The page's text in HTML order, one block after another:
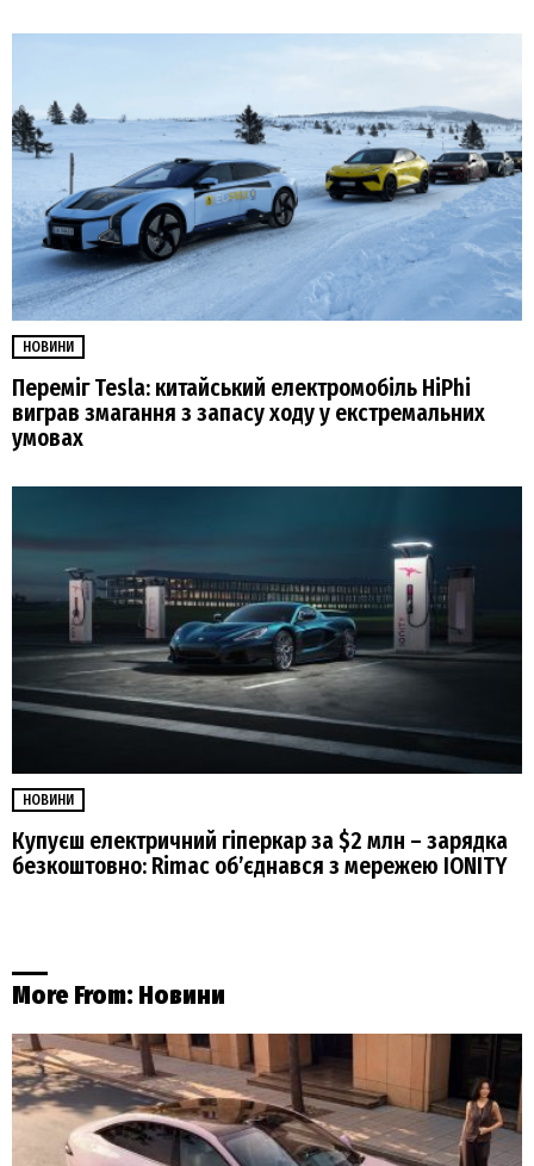
НОВИНИ
Переміг Tesla: китайський електромобіль HiPhi
виграв змагання з запасу ходу у екстремальних
умовах
НОВИНИ
Купуєш електричний гіперкар за $2 млн – зарядка
безкоштовно: Rimac об’єднався з мережею IONITY
More From: Новини